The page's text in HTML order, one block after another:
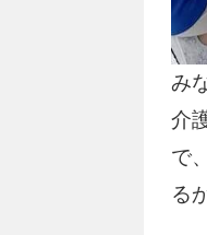
み
介
で
る